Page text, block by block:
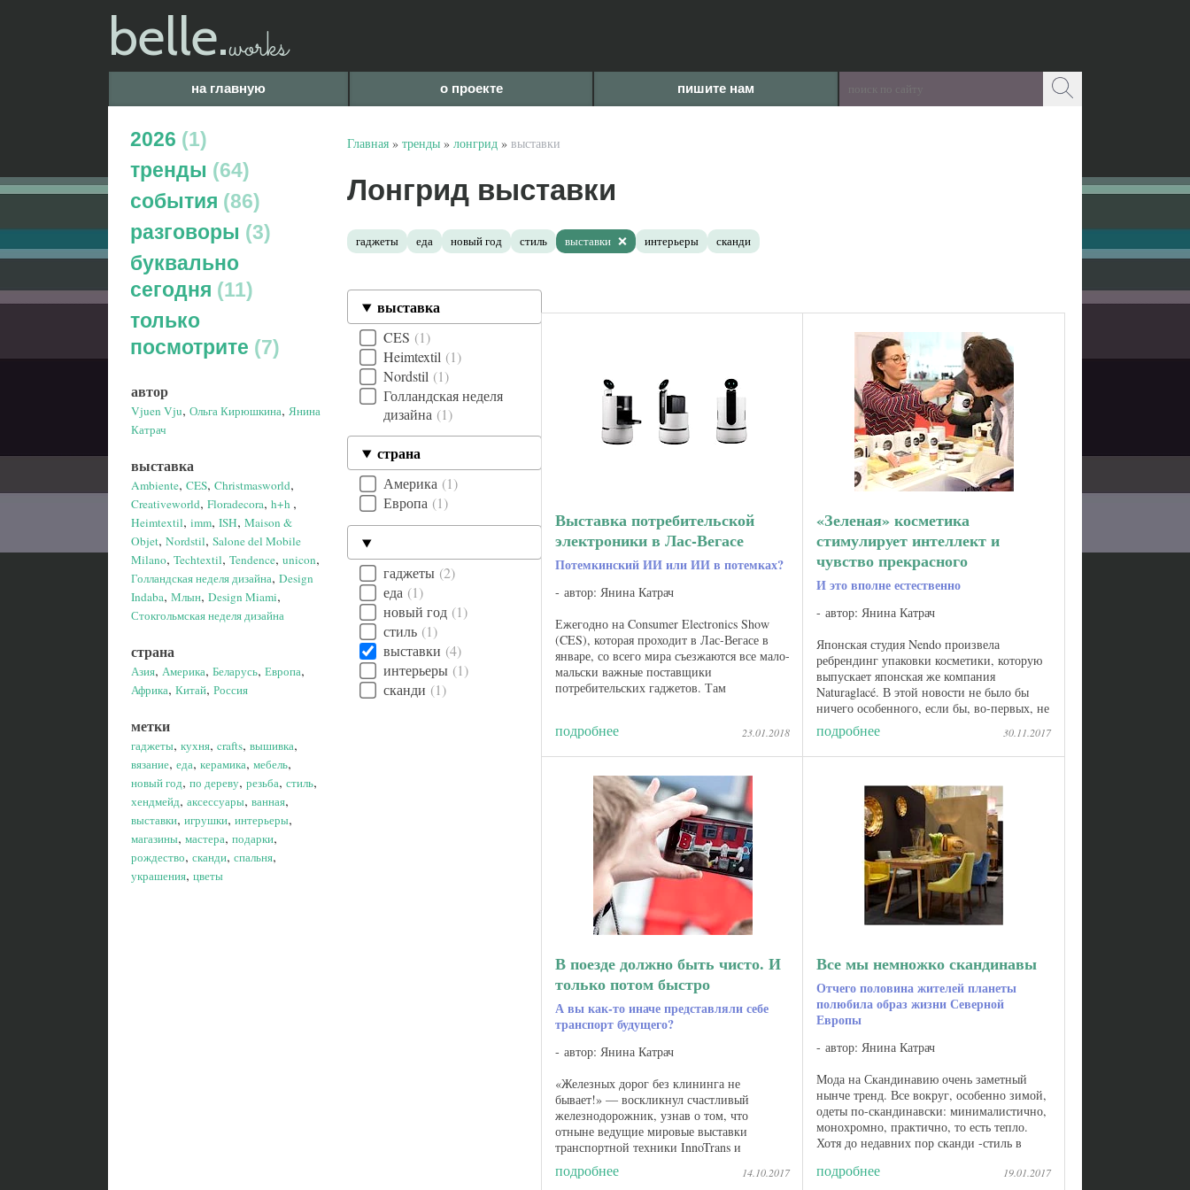
belle.works
на главную о проекте пишите нам
2026
1
тренды
64
события
86
разговоры
3
буквально
сегодня
11
только
посмотрите
7
автор
Vjuen Vju, Ольга Кирюшкина, Янина
Катрач
выставка
Ambiente, CES, Christmasworld,
Creativeworld, Floradecora, h+h ,
Heimtextil, imm, ISH, Maison &
Objet, Nordstil, Salone del Mobile
Milano, Techtextil, Tendence, unicon,
Голландская неделя дизайна, Design
Indaba, Млын, Design Miami,
Стокгольмская неделя дизайна
страна
Азия, Америка, Беларусь, Европа,
Африка, Китай, Россия
метки
гаджеты, кухня, crafts, вышивка,
вязание, еда, керамика, мебель,
новый год, по дереву, резьба, стиль,
хендмейд, аксессуары, ванная,
выставки, игрушки, интерьеры,
магазины, мастера, подарки,
рождество, сканди, спальня,
украшения, цветы
Главная » тренды » лонгрид » выставки
Лонгрид выставки
гаджеты еда новый год стиль выставки интерьеры сканди
выставка
CES
1
Heimtextil 1
Nordstil 1
Голландская неделя
дизайна 1
страна
Америка 1
Европа 1
гаджеты 2
еда 1
новый год 1
стиль 1
выставки 4
интерьеры 1
сканди
1
Выставка потребительской
электроники в Лас-Вегасе
Потемкинский ИИ или ИИ в потемках?
автор: Янина Катрач
Ежегодно на Consumer Electronics Show
(CES), которая проходит в Лас-Вегасе в
январе, со всего мира съезжаются все мало-
мальски важные поставщики
потребительских гаджетов. Там
подробнее 23.01.2018
«Зеленая» косметика
стимулирует интеллект и
чувство прекрасного
И это вполне естественно
автор: Янина Катрач
Японская студия Nendo произвела
ребрендинг упаковки косметики, которую
выпускает японская же компания
Naturaglacé. В этой новости не было бы
ничего особенного, если бы, во-первых, не
имя Оки Сато, который не только является
основателем Nendo, ...
подробнее 30.11.2017
В поезде должно быть чисто. И
только потом быстро
А вы как-то иначе представляли себе
транспорт будущего?
автор: Янина Катрач
«Железных дорог без клининга не
бывает!» — воскликнул счастливый
железнодорожник, узнав о том, что
отныне ведущие мировые выставки
транспортной техники InnoTrans и
индустрии чистоты CMS Berlin, которые
по очереди проходят в столице ...
подробнее 14.10.2017
Все мы немножко скандинавы
Отчего половина жителей планеты
полюбила образ жизни Северной
Европы
автор: Янина Катрач
Мода на Скандинавию очень заметный
нынче тренд. Все вокруг, особенно зимой,
одеты по-скандинавски: минималистично,
монохромно, практично, то есть тепло.
Хотя до недавних пор сканди -стиль в
людей постарше. Про ...
подробнее 19.01.2017